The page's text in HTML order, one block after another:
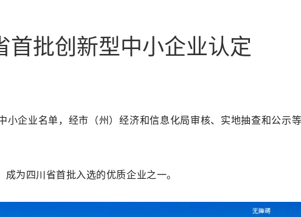
首批创新型中小企业认定
企业名单，经市（州）经济和信息化局审核、实地抽查和公示
为四川省首批入选的优质企业之一。